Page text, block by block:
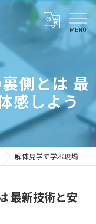
側とは 最
感しよう
解体見学で学ぶ現場の裏側とは 最新技術と安全対策を体感しよう
最新技術と安